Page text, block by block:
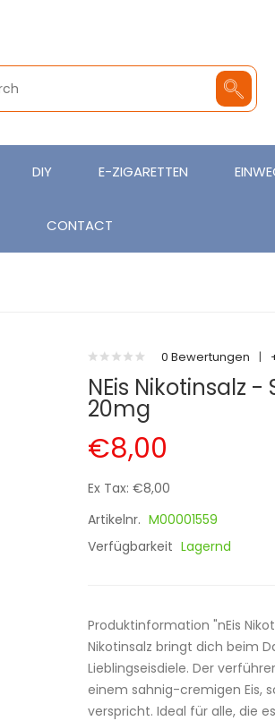
DIY E-ZIGARETTEN
CONTACT
0 Bewertungen |
NEis Nikotinsalz
20mg
€8,00
Ex Tax: €8,00
Artikelnr. M00001559
Verfügbarkeit Lagernd
Produktinformation "nEis
Nikotinsalz bringt dich beim
Lieblingseisdiele. Der
einem sahnig-cremigen Eis,
verspricht. Ideal für alle, die